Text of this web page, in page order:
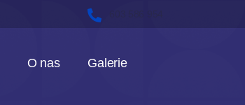
O nas Galerie